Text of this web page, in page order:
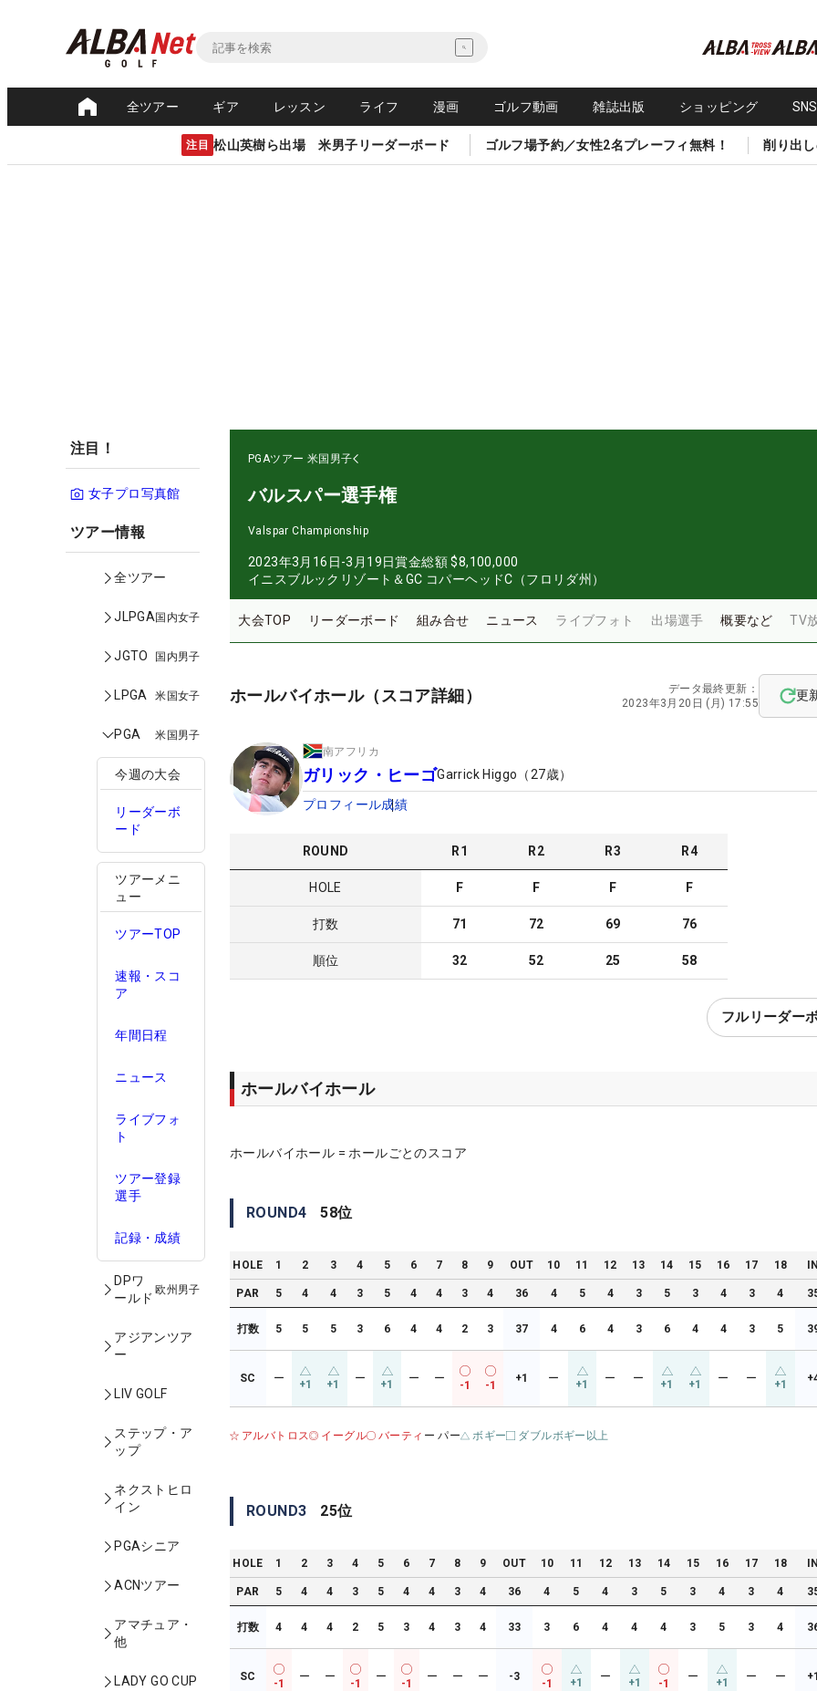
全ツアー ギア レッスン ライフ 漫画 ゴルフ動画 雑誌出版 ショッピング
注目 松山英樹ら出場 米男子リーダーボード ゴルフ場予約／女性2名プレーフィ無料！ 削り出
注目！
女子プロ写真館
ツアー情報
全ツアー
JLPGA国内女子
JGTO 国内男子
LPGA 米国女子
PGA 米国男子
今週の大会
リーダーボ
ード
ツアーメニ
ュー
ツアーTOP
速報・スコ
ア
年間日程
ニュース
ライブフォ
ト
ツアー登録
選手
記録・成績
DPワ
ールド
欧州男子
アジアンツア
ー
LIV GOLF
ステップ・ア
ップ
ネクストヒロ
イン
PGAシニア
ACNツアー
アマチュア・
他
LADY GO CUP
PGAツアー 米国男子
バルスパー選手権
Valspar Championship
2023年3月16日-3月19日賞金総額 $8,100,000
イニスブルックリゾート＆GC コパーヘッドC（フロリダ州）
大会TOP リーダーボード 組み合せ ニュース ライブフォト 出場選手 概要など TV
ホールバイホール（スコア詳細）
データ最終更新：
2023年3月20日 (月) 17:55
更
南アフリカ
ガリック・ヒーゴGarrick Higgo （27歳）
プロフィール成績
ROUND R1 R2 R3 R4
HOLE F F F F
打数 71 72 69 76
順位 32 52 25 58
フルリーダー
ホールバイホール
ホールバイホール = ホールごとのスコア
ROUND4 58位
HOLE 1 2 3 4 5 6 7 8 9 OUT 10 11 12 13 14 15 16 17 18
PAR 5 4 4 3 5 4 4 3 4 36 4 5 4 3 5 3 4 3 4
打数 5 5 5 3 6 4 4 2 3 37 4 6 4 3 6 4 4 3 5
SC ー +1 +1 ー +1 ー ー
-1 -1
+1 ー +1 ー ー +1 +1 ー ー +1
アルバトロス イーグル バーティ ー パー ボギー ダブルボギー以上
ROUND3 25位
HOLE 1 2 3 4 5 6 7 8 9 OUT 10 11 12 13 14 15 16 17 18
PAR 5 4 4 3 5 4 4 3 4 36 4 5 4 3 5 3 4 3 4
打数 4 4 4 2 5 3 4 3 4 33 3 6 4 4 4 3 5 3 4
SC
-1
ー ー
-1
ー
-1
ー ー ー -3
-1 +1 ー +1 -1
ー +1 ー ー